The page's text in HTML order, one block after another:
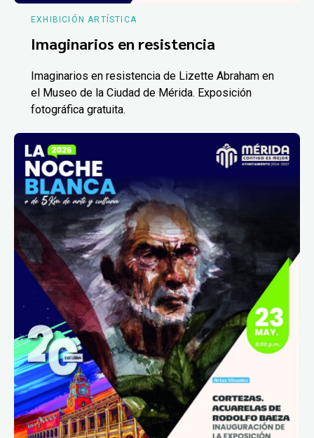
EXHIBICIÓN ARTÍSTICA
Imaginarios en resistencia
Imaginarios en resistencia de Lizette Abraham en
el Museo de la Ciudad de Mérida. Exposición
fotográfica gratuita.